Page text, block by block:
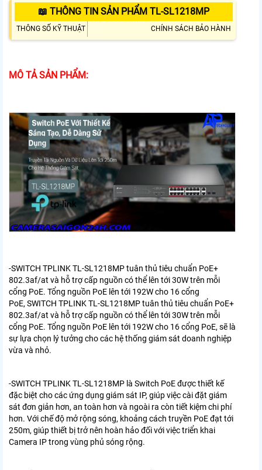
📖 THÔNG TIN SẢN PHẨM TL-SL1218MP
THÔNG SỐ KỸ THUẬT CHÍNH SÁCH BẢO HÀNH
MÔ TẢ SẢN PHẨM:
-SWITCH TPLINK TL-SL1218MPtuân thủ tiêu chuẩn PoE+
802.3af/at và hỗ trợ cấp nguồn có thể lên tới 30W trên mỗi
cổng PoE. Tổng nguồn PoE lên tới 192W cho 16 cổng
PoE,SWITCH TPLINK TL-SL1218MPtuân thủ tiêu chuẩn PoE+
802.3af/at và hỗ trợ cấp nguồn có thể lên tới 30W trên mỗi
cổng PoE. Tổng nguồn PoE lên tới 192W cho 16 cổng PoE,sẽ là
sự lựa chọn lý tưởng cho các hệ thống giám sát doanh nghiệp
vừa và nhỏ.
-SWITCH TPLINK TL-SL1218MP là Switch PoE được thiết kế
đặc biệt cho các ứng dụng giám sát IP, giúp việc cài đặt giám
sát đơn giản hơn, an toàn hơn và ngoài ra còn tiết kiệm chi phí
hơn. Với chế độ mở rộng sóng, khoảng cách truyền PoE đạt tới
250m, giúp thiết bị trở nên hoàn hảo đối với việc triển khai
Camera IP trong vùng phủ sóng rộng.